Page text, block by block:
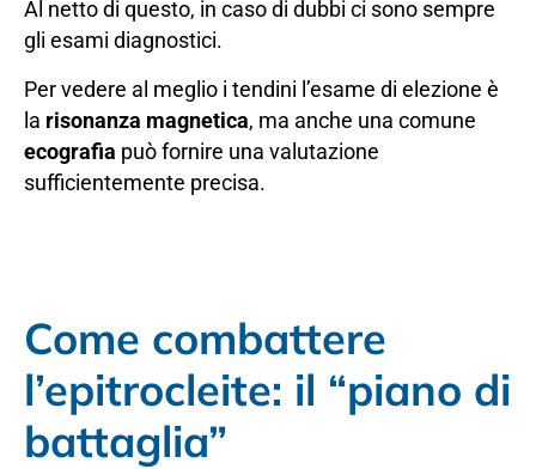
Al netto di questo, in caso di dubbi ci sono sempre
gli esami diagnostici.
Per vedere al meglio i tendini l’esame di elezione è
la risonanza magnetica, ma anche una comune
ecografia può fornire una valutazione
sufficientemente precisa.
Come combattere
l’epitrocleite: il “piano di
battaglia”